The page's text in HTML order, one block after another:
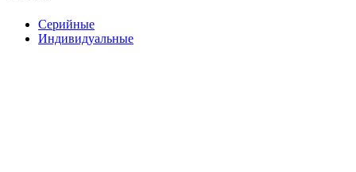
Серийные
Индивидуальные